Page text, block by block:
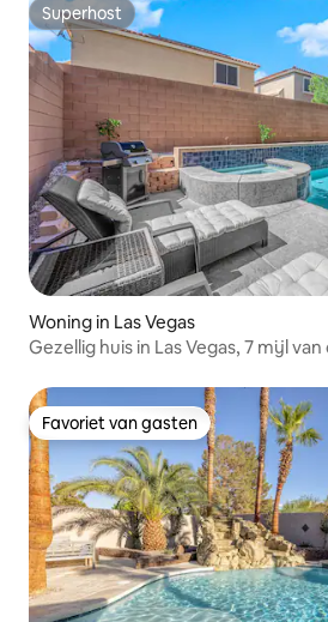
Superhost
Superhost
Woning in Las Vegas
Gezellig huis in Las Vegas, 7 mijl
Favoriet van gasten
Favoriet van gasten